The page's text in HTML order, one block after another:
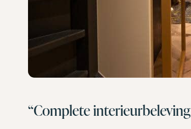
“Complete interieurbeleving